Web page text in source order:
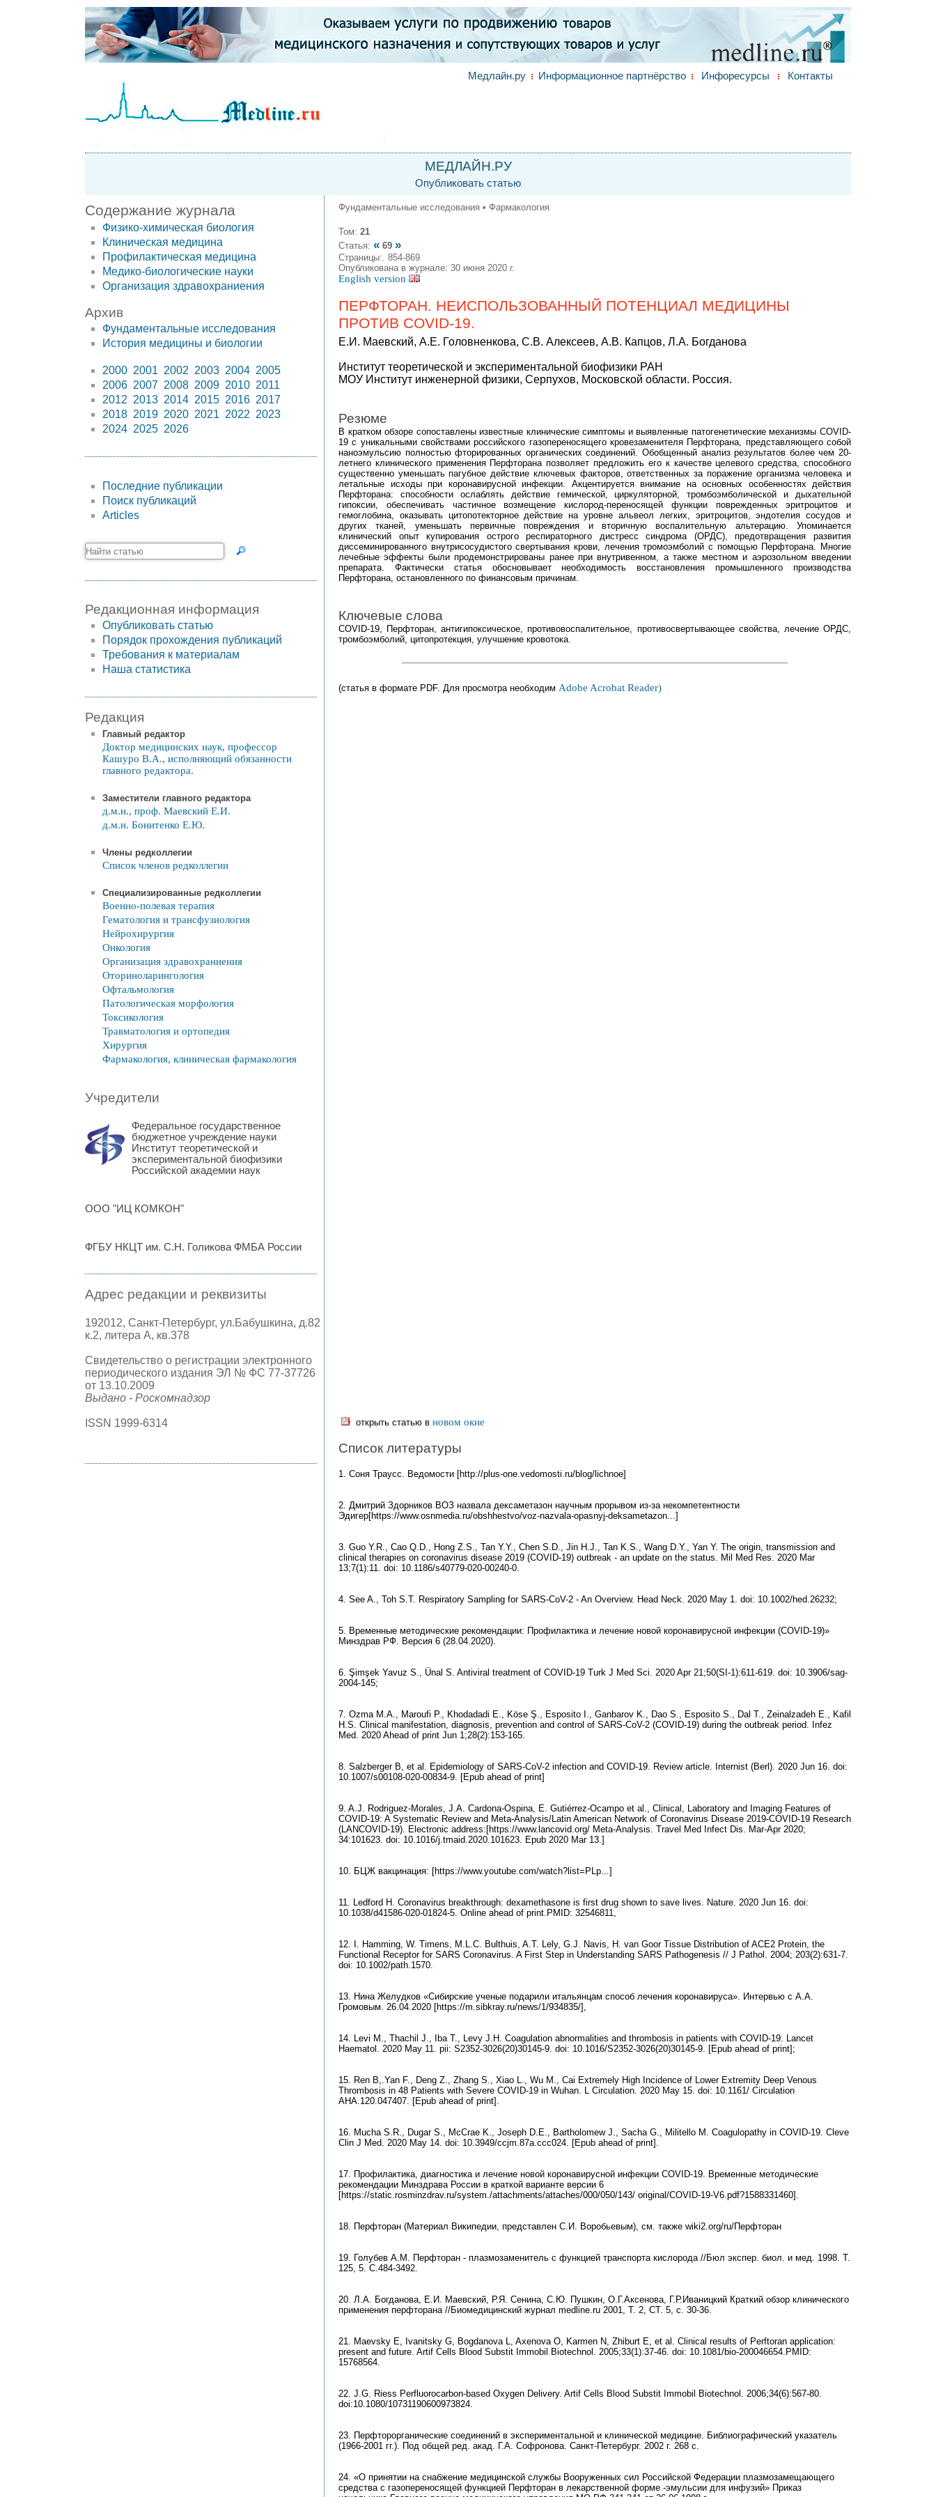
Медлайн.ру Информационное партнёрство Инфоресурсы Контакты
МЕДЛАЙН.РУ
Опубликовать статью
Содержание журнала
Физико-химическая биология
Клиническая медицина
Профилактическая медицина
Медико-биологические науки
Организация здравохраниения
Архив
Фундаментальные исследования
История медицины и биологии
2000 2001 2002 2003 2004 2005
2006 2007 2008 2009 2010 2011
2012 2013 2014 2015 2016 2017
2018 2019 2020 2021 2022 2023
2024 2025 2026
Последние публикации
Поиск публикаций
Articles
Редакционная информация
Опубликовать статью
Порядок прохождения публикаций
Требования к материалам
Наша статистика
Редакция
Главный редактор
Доктор медицинских наук, профессор
Кашуро В.А., исполняющий обязанности
главного редактора.
Заместители главного редактора
д.м.н., проф. Маевский Е.И.
д.м.н. Бонитенко Е.Ю.
Члены редколлегии
Список членов редколлегии
Специализированные редколлегии
Военно-полевая терапия
Гематология и трансфузиология
Нейрохирургия
Онкология
Организация здравохраниения
Оториноларингология
Офтальмология
Патологическая морфология
Токсикология
Травматология и ортопедия
Хирургия
Фармакология, клиническая фармакология
Учредители
Федеральное государственное
бюджетное учреждение науки
Институт теоретической и
экспериментальной биофизики
Российской академии наук
ООО "ИЦ КОМКОН"
ФГБУ НКЦТ им. С.Н. Голикова ФМБА России
Адрес редакции и реквизиты
192012, Санкт-Петербург, ул.Бабушкина, д.82
к.2, литера А, кв.378
Свидетельство о регистрации электронного
периодического издания ЭЛ № ФС 77-37726
от 13.10.2009
Выдано - Роскомнадзор
ISSN 1999-6314
Фундаментальные исследования • Фармакология
Том: 21
Статья: « 69 »
Страницы:. 854-869
Опубликована в журнале: 30 июня 2020 г.
English version
ПЕРФТОРАН. НЕИСПОЛЬЗОВАННЫЙ ПОТЕНЦИАЛ МЕДИЦИНЫ
ПРОТИВ COVID-19.
Е.И. Маевский, А.Е. Головненкова, С.В. Алексеев, А.В. Капцов, Л.А. Богданова
Институт теоретической и экспериментальной биофизики РАН
МОУ Институт инженерной физики, Серпухов, Московской области. Россия.
Резюме
В кратком обзоре сопоставлены известные клинические симптомы и выявленные патогенетические механизмы COVID-
19 с уникальными свойствами российского газопереносящего кровезаменителя Перфторана, представляющего собой
наноэмульсию полностью фторированных органических соединений. Обобщенный анализ результатов более чем 20-
летнего клинического применения Перфторана позволяет предложить его к качестве целевого средства, способного
существенно уменьшать пагубное действие ключевых факторов, ответственных за поражение организма человека и
летальные исходы при коронавирусной инфекции. Акцентируется внимание на основных особенностях действия
Перфторана: способности ослаблять действие гемической, циркуляторной, тромбоэмболической и дыхательной
гипоксии, обеспечивать частичное возмещение кислород-переносящей функции поврежденных эритроцитов и
гемоглобина, оказывать цитопотекторное действие на уровне альвеол легких, эритроцитов, эндотелия сосудов и
других тканей, уменьшать первичные повреждения и вторичную воспалительную альтерацию. Упоминается
клинический опыт купирования острого респираторного дистресс синдрома (ОРДС), предотвращения развития
диссеминированного внутрисосудистого свeртывания крови, лечения тромоэмболий с помощью Перфторана. Многие
лечебные эффекты были продемонстрированы ранее при внутривенном, а также местном и аэрозольном введении
препарата. Фактически статья обосновывает необходимость восстановления промышленного производства
Перфторана, остановленного по финансовым причинам.
Ключевые слова
COVID-19, Перфторан, антигипоксическое, противовоспалительное, противосвертывающее свойства, лечение ОРДС,
тромбоэмболий, цитопротекция, улучшение кровотока.
(статья в формате PDF. Для просмотра необходим Adobe Acrobat Reader)
открыть статью в новом окне
Список литературы
1. Соня Траусс. Ведомости [http://plus-one.vedomosti.ru/blog/lichnoe]
2. Дмитрий Здорников ВОЗ назвала дексаметазон научным прорывом из-за некомпетентности
Эдигер[https://www.osnmedia.ru/obshhestvo/voz-nazvala-opasnyj-deksametazon...]
3. Guo Y.R., Cao Q.D., Hong Z.S., Tan Y.Y., Chen S.D., Jin H.J., Tan K.S., Wang D.Y., Yan Y. The origin, transmission and
clinical therapies on coronavirus disease 2019 (COVID-19) outbreak - an update on the status. Mil Med Res. 2020 Mar
13;7(1):11. doi: 10.1186/s40779-020-00240-0.
4. See A., Toh S.T. Respiratory Sampling for SARS-CoV-2 - An Overview. Head Neck. 2020 May 1. doi: 10.1002/hed.26232;
5. Временные методические рекомендации: Профилактика и лечение новой коронавирусной инфекции (COVID-19)»
Минздрав РФ. Версия 6 (28.04.2020).
6. Şimşek Yavuz S., Ünal S. Antiviral treatment of COVID-19 Turk J Med Sci. 2020 Apr 21;50(SI-1):611-619. doi: 10.3906/sag-
2004-145;
7. Ozma M.A., Maroufi P., Khodadadi E., Köse Ş., Esposito I., Ganbarov K., Dao S., Esposito S., Dal T., Zeinalzadeh E., Kafil
H.S. Clinical manifestation, diagnosis, prevention and control of SARS-CoV-2 (COVID-19) during the outbreak period. Infez
Med. 2020 Ahead of print Jun 1;28(2):153-165.
8. Salzberger B, et al. Epidemiology of SARS-CoV-2 infection and COVID-19. Review article. Internist (Berl). 2020 Jun 16. doi:
10.1007/s00108-020-00834-9. [Epub ahead of print]
9. A.J. Rodriguez-Morales, J.A. Cardona-Ospina, E. Gutiérrez-Ocampo et al., Clinical, Laboratory and Imaging Features of
COVID-19: A Systematic Review and Meta-Analysis/Latin American Network of Coronavirus Disease 2019-COVID-19 Research
(LANCOVID-19). Electronic address:[https://www.lancovid.org/ Meta-Analysis. Travel Med Infect Dis. Mar-Apr 2020;
34:101623. doi: 10.1016/j.tmaid.2020.101623. Epub 2020 Mar 13.]
10. БЦЖ вакцинация: [https://www.youtube.com/watch?list=PLp...]
11. Ledford H. Coronavirus breakthrough: dexamethasone is first drug shown to save lives. Nature. 2020 Jun 16. doi:
10.1038/d41586-020-01824-5. Online ahead of print.PMID: 32546811,
12. I. Hamming, W. Timens, M.L.C. Bulthuis, A.T. Lely, G.J. Navis, H. van Goor Tissue Distribution of ACE2 Protein, the
Functional Receptor for SARS Coronavirus. A First Step in Understanding SARS Pathogenesis // J Pathol. 2004; 203(2):631-7.
doi: 10.1002/path.1570.
13. Нина Желудков «Сибирские ученые подарили итальянцам способ лечения коронавируса». Интервью с А.А.
Громовым. 26.04.2020 [https://m.sibkray.ru/news/1/934835/],
14. Levi M., Thachil J., Iba T., Levy J.H. Coagulation abnormalities and thrombosis in patients with COVID-19. Lancet
Haematol. 2020 May 11. pii: S2352-3026(20)30145-9. doi: 10.1016/S2352-3026(20)30145-9. [Epub ahead of print];
15. Ren B,.Yan F., Deng Z., Zhang S., Xiao L., Wu M., Cai Extremely High Incidence of Lower Extremity Deep Venous
Thrombosis in 48 Patients with Severe COVID-19 in Wuhan. L Circulation. 2020 May 15. doi: 10.1161/ Circulation
AHA.120.047407. [Epub ahead of print].
16. Mucha S.R., Dugar S., McCrae K., Joseph D.E., Bartholomew J., Sacha G., Militello M. Coagulopathy in COVID-19. Cleve
Clin J Med. 2020 May 14. doi: 10.3949/ccjm.87a.ccc024. [Epub ahead of print].
17. Профилактика, диагностика и лечение новой коронавирусной инфекции COVID-19. Временные методические
рекомендации Минздрава России в краткой варианте версии 6
[https://static.rosminzdrav.ru/system./attachments/attaches/000/050/143/ original/COVID-19-V6.pdf?1588331460].
18. Перфторан (Материал Википедии, представлен С.И. Воробьевым), см. также wiki2.org/ru/Перфторан
19. Голубев А.М. Перфторан - плазмозаменитель с функцией транспорта кислорода //Бюл экспер. биол. и мед. 1998. Т.
125, 5. С.484-3492.
20. Л.А. Богданова, Е.И. Маевский, Р.Я. Сенина, С.Ю. Пушкин, О.Г.Аксенова, Г.Р.Иваницкий Краткий обзор клинического
применения перфторана //Биомедицинский журнал medline.ru 2001, Т. 2, СТ. 5, c. 30-36.
21. Maevsky E, Ivanitsky G, Bogdanova L, Axenova O, Karmen N, Zhiburt E, et al. Clinical results of Perftoran application:
present and future. Artif Cells Blood Substit Immobil Biotechnol. 2005;33(1):37-46. doi: 10.1081/bio-200046654.PMID:
15768564.
22. J.G. Riess Perfluorocarbon-based Oxygen Delivery. Artif Cells Blood Substit Immobil Biotechnol. 2006;34(6):567-80.
doi:10.1080/10731190600973824.
23. Перфторорганические соединений в экспериментальной и клинической медицине. Библиографический указатель
(1966-2001 гг.). Под общей ред. акад. Г.А. Софронова. Санкт-Петербург. 2002 г. 268 с.
24. «О принятии на снабжение медицинской службы Вооруженных сил Российской Федерации плазмозамещающего
средства с газопереносящей функцией Перфторан в лекарственной форме -эмульсии для инфузий» Приказ